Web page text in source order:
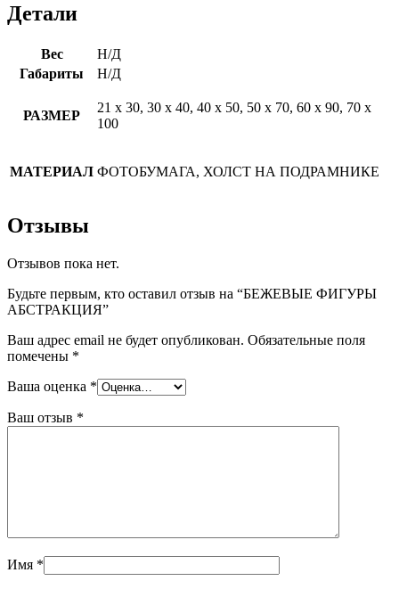
Детали
Вес
Н/Д
Габариты
Н/Д
РАЗМЕР
21 х 30, 30 х 40, 40 х 50, 50 х 70, 60 х 90, 70 х
100
МАТЕРИАЛ ФОТОБУМАГА, ХОЛСТ НА ПОДРАМНИКЕ
Отзывы
Отзывов пока нет.
Будьте первым, кто оставил отзыв на “БЕЖЕВЫЕ ФИГУРЫ
АБСТРАКЦИЯ”
Ваш адрес email не будет опубликован. Обязательные поля
помечены *
Ваша оценка *
Ваш отзыв *
Имя *